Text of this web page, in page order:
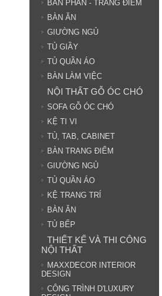
BÀN PHẤN - TRANG ĐIỂM
BÀN ĂN
GIƯỜNG NGỦ
TỦ GIẦY
TỦ QUẦN ÁO
BÀN LÀM VIỆC
NỘI THẤT GỖ ÓC CHÓ
SOFA GỖ ÓC CHÓ
KỆ TI VI
TỦ, TAB, CABINET
BÀN TRANG ĐIỂM
GIƯỜNG NGỦ
TỦ QUẦN ÁO
KỆ TRANG TRÍ
BÀN ĂN
TỦ BẾP
THIẾT KẾ VÀ THI CÔNG
NỘI THẤT
MAXXDECOR INTERIOR
DESIGN
CÔNG TRÌNH D'LUXURY